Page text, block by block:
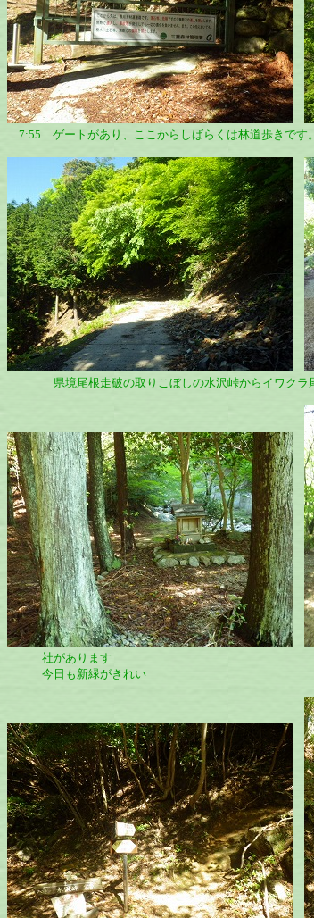
7:55 ゲートがあり、ここからしばらくは林道歩きです。
県境尾根走破の取りこぼしの水沢峠からイワクラ尾
社があります
今日も新緑がきれい